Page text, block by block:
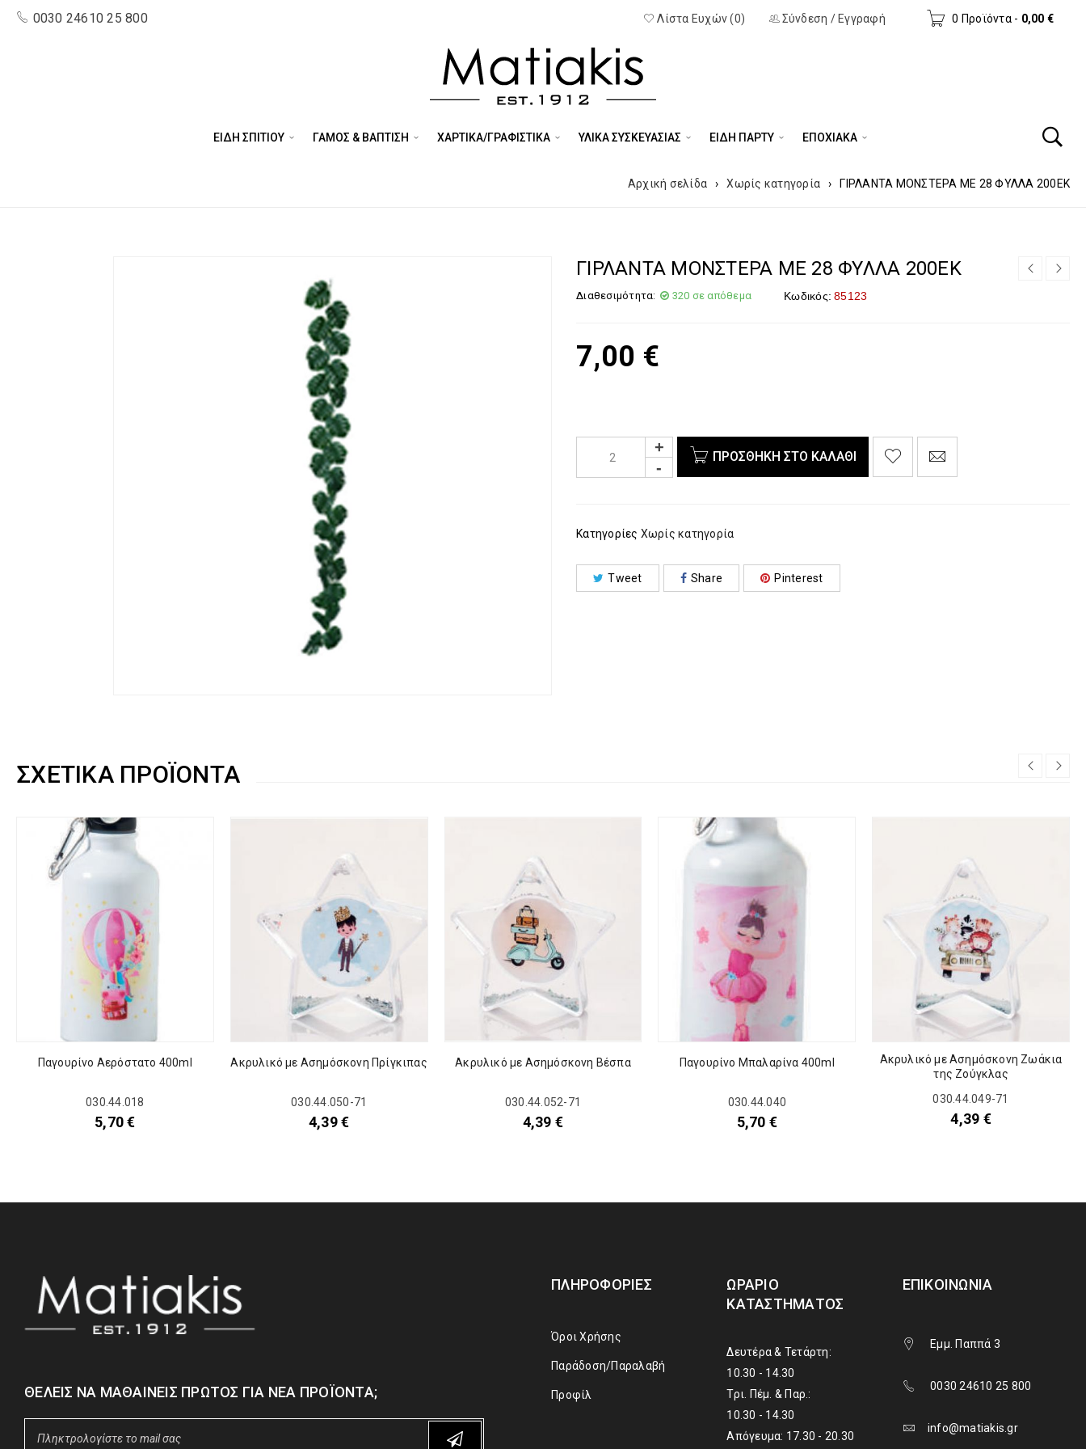
0030 24610 25 800 0 Προϊόντα - 0,00 €
Σύνδεση / Εγγραφή
Λίστα Ευχών (0)
ΕΙΔΗ ΣΠΙΤΙΟΥ ΓΑΜΟΣ & ΒΑΠΤΙΣΗ ΧΑΡΤΙΚΑ/ΓΡΑΦΙΣΤΙΚΑ ΥΛΙΚΑ ΣΥΣΚΕΥΑΣΙΑΣ ΕΊΔΗ ΠΆΡΤΥ ΕΠΟΧΙΑΚΑ
Αρχική σελίδα › Χωρίς κατηγορία › ΓΙΡΛΑΝΤΑ ΜΟΝΣΤΕΡΑ ΜΕ 28 ΦΥΛΛΑ 200ΕΚ
ΓΙΡΛΑΝΤΑ ΜΟΝΣΤΕΡΑ ΜΕ 28 ΦΥΛΛΑ 200ΕΚ
Διαθεσιμότητα: 320 σε απόθεμα Κωδικός: 85123
7,00 €
ΠΡΟΣΘΉΚΗ ΣΤΟ ΚΑΛΆΘΙ
Κατηγορίες Χωρίς κατηγορία
Tweet Share Pinterest
ΣΧΕΤΙΚΆ ΠΡΟΪΌΝΤΑ
Παγουρίνο Αερόστατο 400ml
030.44.018
5,70€
Ακρυλικό με Ασημόσκονη Πρίγκιπας
030.44.050-71
4,39€
Ακρυλικό με Ασημόσκονη Βέσπα
030.44.052-71
4,39 €
Παγουρίνο Μπαλαρίνα 400ml
030.44.040
5,70 €
Ακρυλικό με Ασημόσκονη Ζωάκια
της Ζούγκλας
030.44.049-71
4,39 €
ΘΈΛΕΙΣ ΝΑ ΜΑΘΑΊΝΕΙΣ ΠΡΏΤΟΣ ΓΙΑ ΝΈΑ ΠΡΟΪΌΝΤΑ;
ΠΛΗΡΟΦΟΡΊΕΣ
Όροι Χρήσης
Παράδοση/Παραλαβή
Προφίλ
ΩΡΆΡΙΟ
ΚΑΤΑΣΤΉΜΑΤΟΣ
Δευτέρα & Τετάρτη:
10.30 - 14.30
Τρι. Πέμ. & Παρ.:
10.30 - 14.30
Απόγευμα: 17.30 - 20.30
ΕΠΙΚΟΙΝΩΝΊΑ
Εμμ. Παππά 3
0030 24610 25 800
info@matiakis.gr